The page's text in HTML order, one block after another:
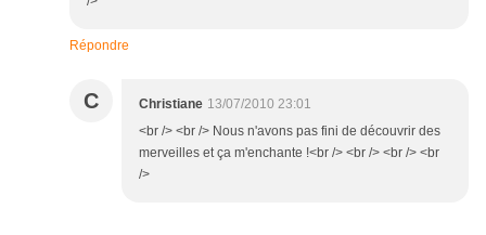
Répondre
C Christiane 13/07/2010 23:01
<br /> <br /> Nous n'avons pas fini de découvrir des
merveilles et ça m'enchante !<br /> <br /> <br /> <br
/>